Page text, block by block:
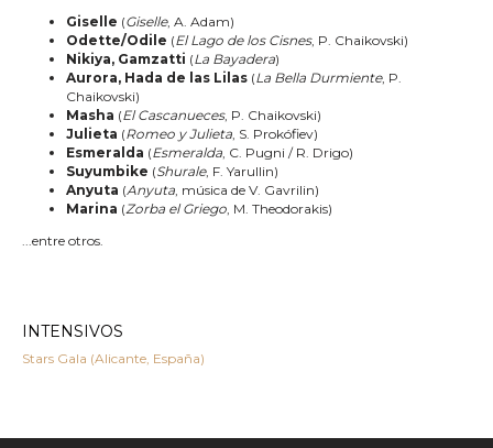
Giselle (Giselle, A. Adam)
Odette/Odile (El Lago de los Cisnes, P. Chaikovski)
Nikiya, Gamzatti (La Bayadera)
Aurora, Hada de las Lilas (La Bella Durmiente, P.
Chaikovski)
Masha (El Cascanueces, P. Chaikovski)
Julieta (Romeo y Julieta, S. Prokófiev)
Esmeralda (Esmeralda, C. Pugni / R. Drigo)
Suyumbike (Shurale, F. Yarullin)
Anyuta (Anyuta, música de V. Gavrilin)
Marina (Zorba el Griego, M. Theodorakis)
...entre otros.
INTENSIVOS
Stars Gala (Alicante, España)